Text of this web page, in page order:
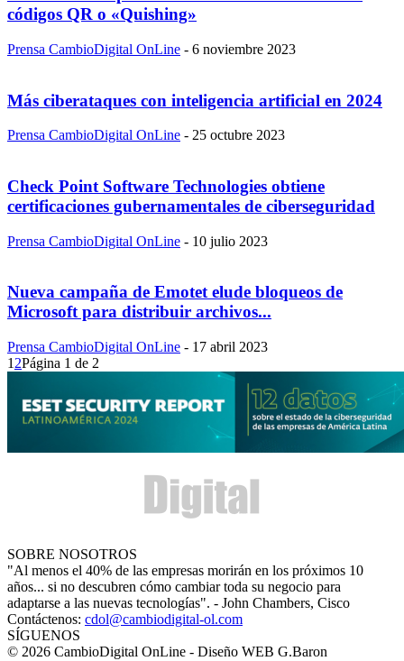
códigos QR o «Quishing»
Prensa CambioDigital OnLine - 6 noviembre 2023
Más ciberataques con inteligencia artificial en 2024
Prensa CambioDigital OnLine - 25 octubre 2023
Check Point Software Technologies obtiene
certificaciones gubernamentales de ciberseguridad
Prensa CambioDigital OnLine - 10 julio 2023
Nueva campaña de Emotet elude bloqueos de
Microsoft para distribuir archivos...
Prensa CambioDigital OnLine - 17 abril 2023
1 2Página 1 de 2
SOBRE NOSOTROS
"Al menos el 40% de las empresas morirán en los próximos 10
años... si no descubren cómo cambiar toda su negocio para
adaptarse a las nuevas tecnologías". - John Chambers, Cisco
Contáctenos: cdol@cambiodigital-ol.com
SÍGUENOS
© 2026 CambioDigital OnLine - Diseño WEB G.Baron